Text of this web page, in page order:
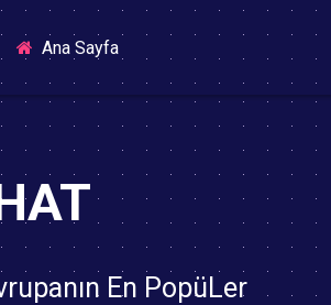
Ana Sayfa(current)
En PopüLer